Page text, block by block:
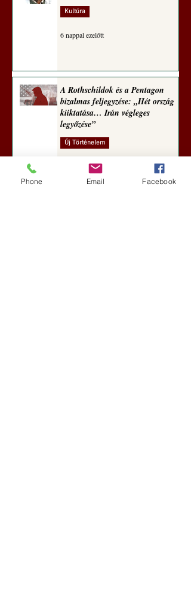
Kultúra
6 nappal ezelőtt
A Rothschildok és a Pentagon
bizalmas feljegyzése: „Hét ország
kiiktatása… Irán végleges
legyőzése”
Új Történelem
7 nappal ezelőtt
Phone Email Facebook